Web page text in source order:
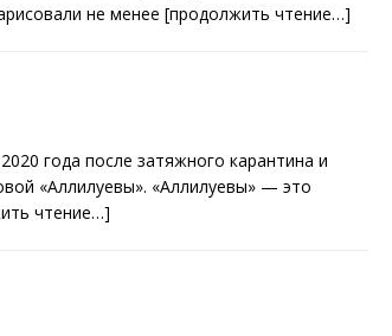
не менее [продолжить чтение…]
года после затяжного карантина и
«Аллилуевы». «Аллилуевы» — это
чтение…]